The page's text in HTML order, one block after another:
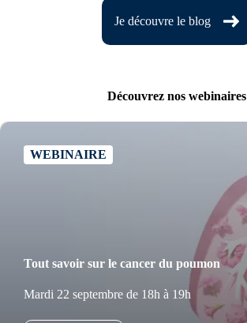
Je découvre le blog
Découvrez nos webinaires
WEBINAIRE
Tout savoir sur le cancer du poumon
Mardi 22 septembre de 18h à 19h